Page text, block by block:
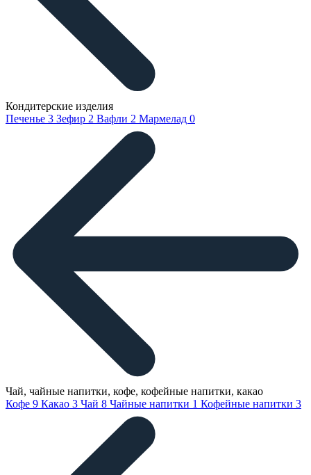
Кондитерские изделия
Печенье 3 Зефир 2 Вафли 2 Мармелад 0
Чай, чайные напитки, кофе, кофейные напитки, какао
Кофе 9 Какао 3 Чай 8 Чайные напитки 1 Кофейные напитки 3